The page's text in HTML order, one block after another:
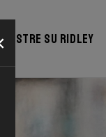
su Ridley